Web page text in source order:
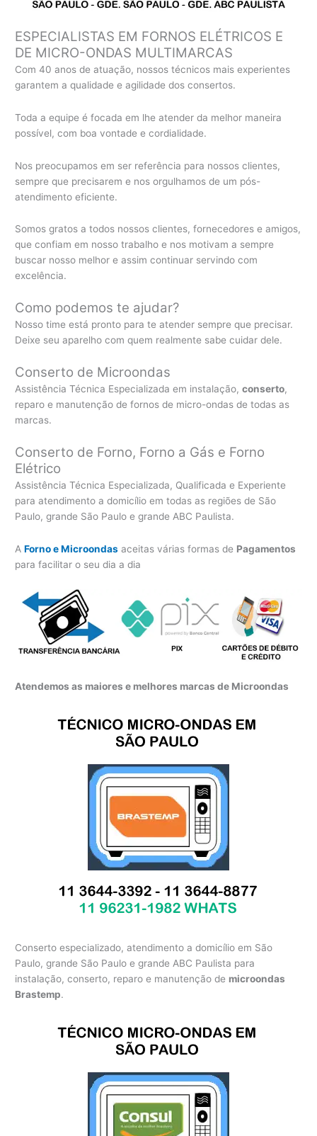
ESPECIALISTAS EM FORNOS ELÉTRICOS E
DE MICRO-ONDAS MULTIMARCAS
Com 40 anos de atuação, nossos técnicos mais experientes
garantem a qualidade e agilidade dos consertos.
Toda a equipe é focada em lhe atender da melhor maneira
possível, com boa vontade e cordialidade.
Nos preocupamos em ser referência para nossos clientes,
sempre que precisarem e nos orgulhamos de um pós-
atendimento eficiente.
Somos gratos a todos nossos clientes, fornecedores e amigos,
que confiam em nosso trabalho e nos motivam a sempre
buscar nosso melhor e assim continuar servindo com
excelência.
Como podemos te ajudar?
Nosso time está pronto para te atender sempre que precisar.
Deixe seu aparelho com quem realmente sabe cuidar dele.
Conserto de Microondas
Assistência Técnica Especializada em instalação,conserto,
reparo e manutenção de fornos de micro-ondas de todas as
marcas.
Conserto de Forno, Forno a Gás e Forno
Elétrico
Assistência Técnica Especializada, Qualificada e Experiente
para atendimento a domicílio em todas as regiões de São
Paulo, grande São Paulo e grande ABC Paulista.
AForno e Microondas aceitas várias formas de Pagamentos
para facilitar o seu dia a dia
Atendemos as maiores e melhores marcas de Microondas
Conserto especializado, atendimento a domicílio em São
Paulo, grande São Paulo e grande ABC Paulista para
instalação, conserto, reparo e manutenção de microondas
Brastemp.